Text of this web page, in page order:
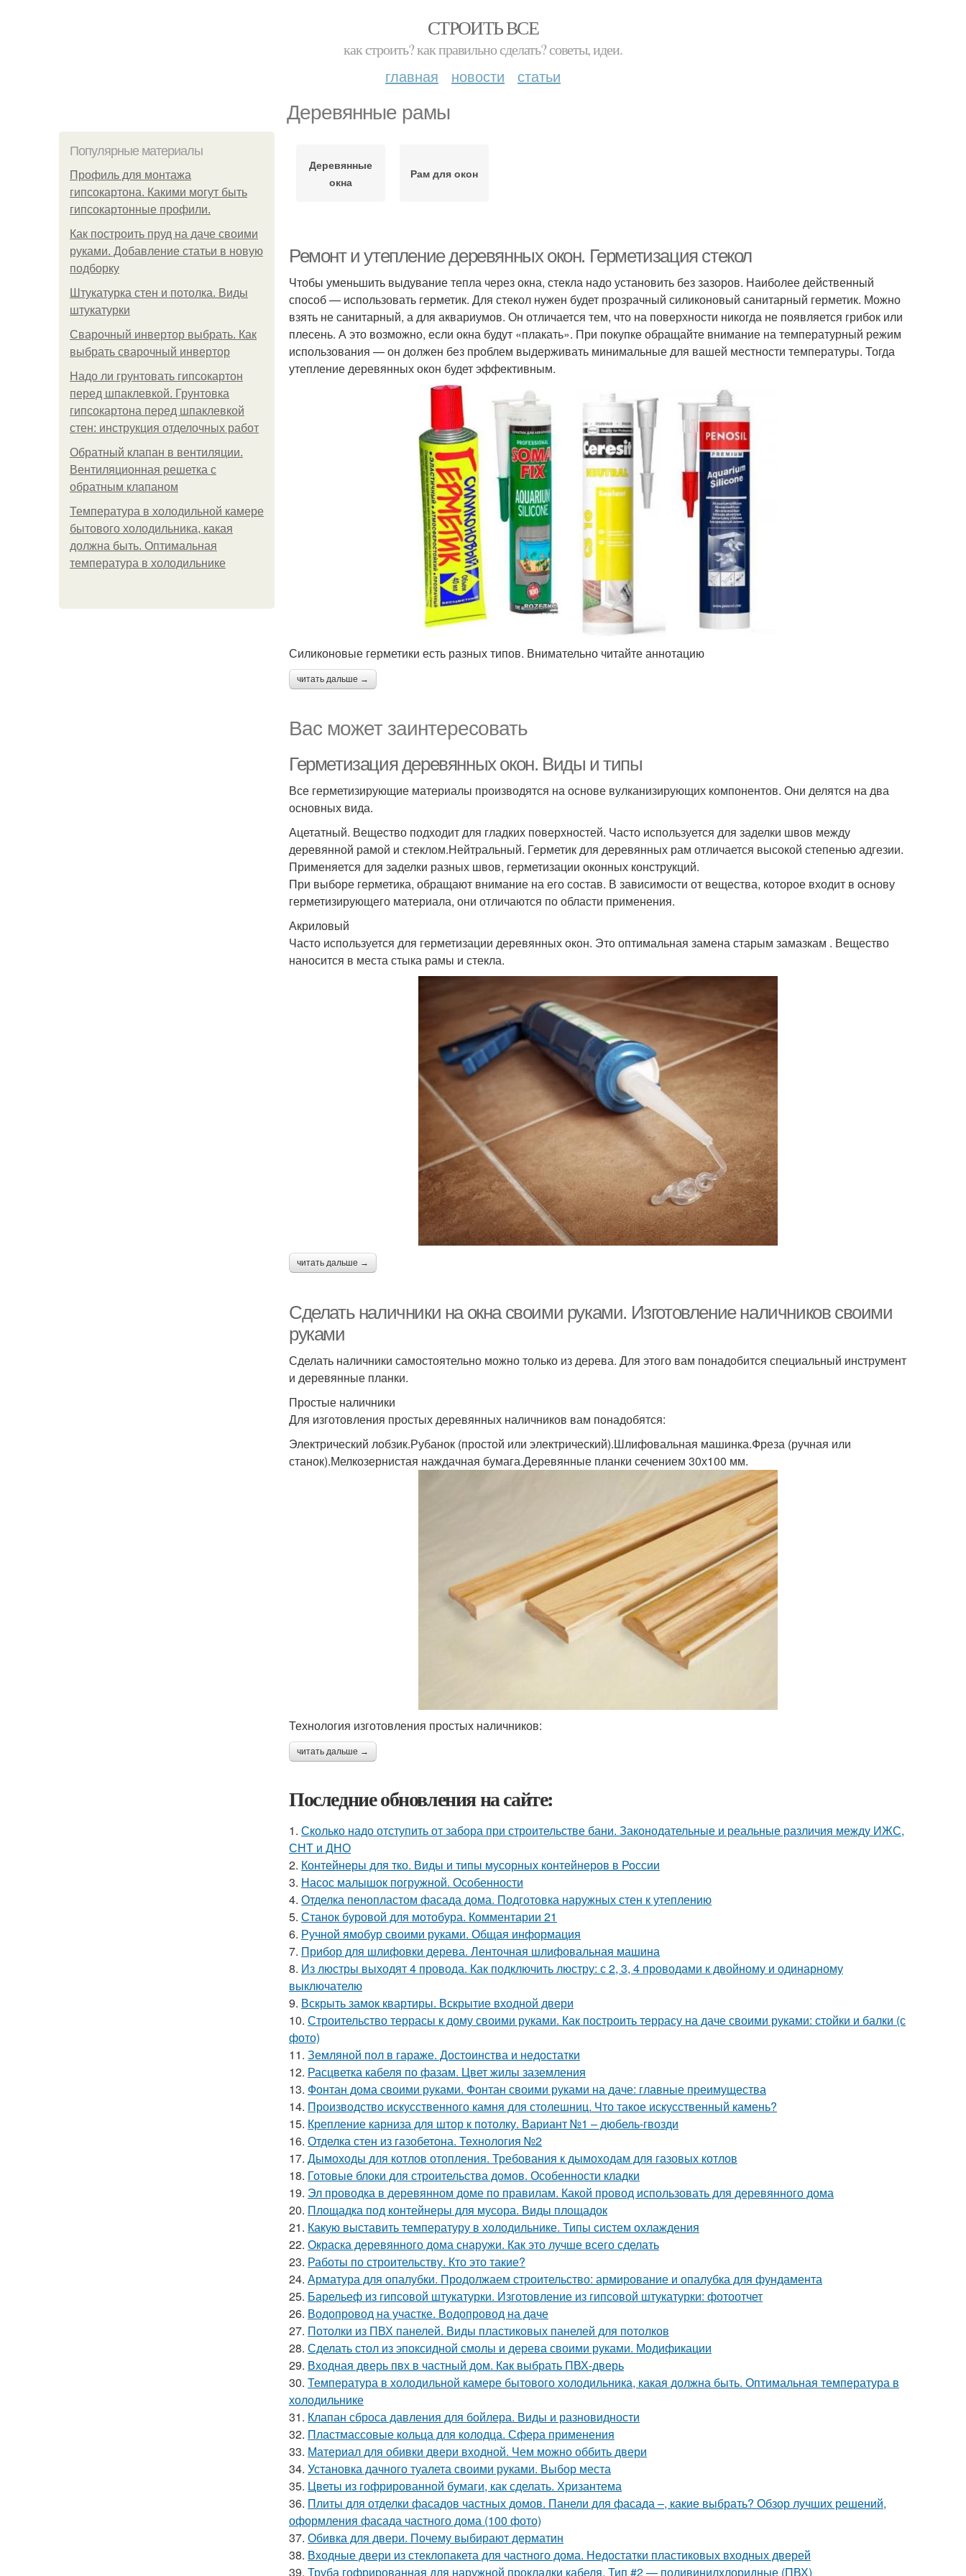
СТРОИТЬ ВСЕ
как строить? как правильно сделать? советы, идеи.
главная новости статьи
Деревянные рамы
Популярные материалы
Профиль для монтажа
гипсокартона. Какими могут быть
гипсокартонные профили.
Как построить пруд на даче своими
руками. Добавление статьи в новую
подборку
Штукатурка стен и потолка. Виды
штукатурки
Сварочный инвертор выбрать. Как
выбрать сварочный инвертор
Надо ли грунтовать гипсокартон
перед шпаклевкой. Грунтовка
гипсокартона перед шпаклевкой
стен: инструкция отделочных работ
Обратный клапан в вентиляции.
Вентиляционная решетка с
обратным клапаном
Температура в холодильной камере
бытового холодильника, какая
должна быть. Оптимальная
температура в холодильнике
Деревянные
окна
Рам для окон
Ремонт и утепление деревянных окон. Герметизация стекол
Чтобы уменьшить выдувание тепла через окна, стекла надо установить без зазоров. Наиболее действенный
способ — использовать герметик. Для стекол нужен будет прозрачный силиконовый санитарный герметик. Можно
взять не санитарный, а для аквариумов. Он отличается тем, что на поверхности никогда не появляется грибок или
плесень. А это возможно, если окна будут «плакать». При покупке обращайте внимание на температурный режим
использования — он должен без проблем выдерживать минимальные для вашей местности температуры. Тогда
утепление деревянных окон будет эффективным.
Силиконовые герметики есть разных типов. Внимательно читайте аннотацию
читать дальше →
Вас может заинтересовать
Герметизация деревянных окон. Виды и типы
Все герметизирующие материалы производятся на основе вулканизирующих компонентов. Они делятся на два
основных вида.
Ацетатный. Вещество подходит для гладких поверхностей. Часто используется для заделки швов между
деревянной рамой и стеклом.Нейтральный. Герметик для деревянных рам отличается высокой степенью адгезии.
Применяется для заделки разных швов, герметизации оконных конструкций.
При выборе герметика, обращают внимание на его состав. В зависимости от вещества, которое входит в основу
герметизирующего материала, они отличаются по области применения.
Акриловый
Часто используется для герметизации деревянных окон. Это оптимальная замена старым замазкам . Вещество
наносится в места стыка рамы и стекла.
читать дальше →
Сделать наличники на окна своими руками. Изготовление наличников своими
руками
Сделать наличники самостоятельно можно только из дерева. Для этого вам понадобится специальный инструмент
и деревянные планки.
Простые наличники
Для изготовления простых деревянных наличников вам понадобятся:
Электрический лобзик.Рубанок (простой или электрический).Шлифовальная машинка.Фреза (ручная или
станок).Мелкозернистая наждачная бумага.Деревянные планки сечением 30х100 мм.
Технология изготовления простых наличников:
читать дальше →
Последние обновления на сайте:
1. Сколько надо отступить от забора при строительстве бани. Законодательные и реальные различия между ИЖС,
СНТ и ДНО
2. Контейнеры для тко. Виды и типы мусорных контейнеров в России
3. Насос малышок погружной. Особенности
4. Отделка пенопластом фасада дома. Подготовка наружных стен к утеплению
5. Станок буровой для мотобура. Комментарии 21
6. Ручной ямобур своими руками. Общая информация
7. Прибор для шлифовки дерева. Ленточная шлифовальная машина
8. Из люстры выходят 4 провода. Как подключить люстру: с 2, 3, 4 проводами к двойному и одинарному
выключателю
9. Вскрыть замок квартиры. Вскрытие входной двери
10. Строительство террасы к дому своими руками. Как построить террасу на даче своими руками: стойки и балки (с
фото)
11. Земляной пол в гараже. Достоинства и недостатки
12. Расцветка кабеля по фазам. Цвет жилы заземления
13. Фонтан дома своими руками. Фонтан своими руками на даче: главные преимущества
14. Производство искусственного камня для столешниц. Что такое искусственный камень?
15. Крепление карниза для штор к потолку. Вариант №1 – дюбель-гвозди
16. Отделка стен из газобетона. Технология №2
17. Дымоходы для котлов отопления. Требования к дымоходам для газовых котлов
18. Готовые блоки для строительства домов. Особенности кладки
19. Эл проводка в деревянном доме по правилам. Какой провод использовать для деревянного дома
20. Площадка под контейнеры для мусора. Виды площадок
21. Какую выставить температуру в холодильнике. Типы систем охлаждения
22. Окраска деревянного дома снаружи. Как это лучше всего сделать
23. Работы по строительству. Кто это такие?
24. Арматура для опалубки. Продолжаем строительство: армирование и опалубка для фундамента
25. Барельеф из гипсовой штукатурки. Изготовление из гипсовой штукатурки: фотоотчет
26. Водопровод на участке. Водопровод на даче
27. Потолки из ПВХ панелей. Виды пластиковых панелей для потолков
28. Сделать стол из эпоксидной смолы и дерева своими руками. Модификации
29. Входная дверь пвх в частный дом. Как выбрать ПВХ-дверь
30. Температура в холодильной камере бытового холодильника, какая должна быть. Оптимальная температура в
холодильнике
31. Клапан сброса давления для бойлера. Виды и разновидности
32. Пластмассовые кольца для колодца. Сфера применения
33. Материал для обивки двери входной. Чем можно оббить двери
34. Установка дачного туалета своими руками. Выбор места
35. Цветы из гофрированной бумаги, как сделать. Хризантема
36. Плиты для отделки фасадов частных домов. Панели для фасада –, какие выбрать? Обзор лучших решений,
оформления фасада частного дома (100 фото)
37. Обивка для двери. Почему выбирают дерматин
38. Входные двери из стеклопакета для частного дома. Недостатки пластиковых входных дверей
39. Труба гофрированная для наружной прокладки кабеля. Тип #2 — поливинилхлоридные (ПВХ)